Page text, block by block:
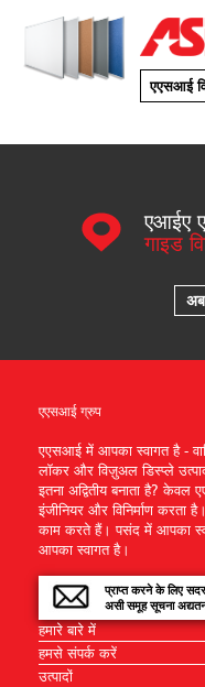
एएसआई
एआईए
गाइड
एएसआई ग्रुप
एएसआई में आपका स्वागत है -
लॉकर और विज़ुअल डिस्प्ले
इतना अद्वितीय बनाता है?
इंजीनियर और विनिर्माण
काम करते हैं। पसंद में आपका
आपका स्वागत है।
प्राप्त करने के लिए
असी समूह सूचना
हमारे बारे में
हमसे संपर्क करें
उत्पादों